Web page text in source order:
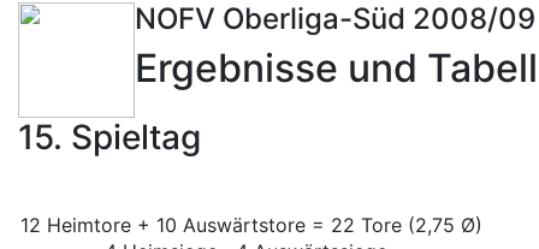
NOFV Oberliga-Süd 2008/09
Ergebnisse und
15. Spieltag
12 Heimtore + 10 Auswärtstore = 22 Tore (2,75 Ø)